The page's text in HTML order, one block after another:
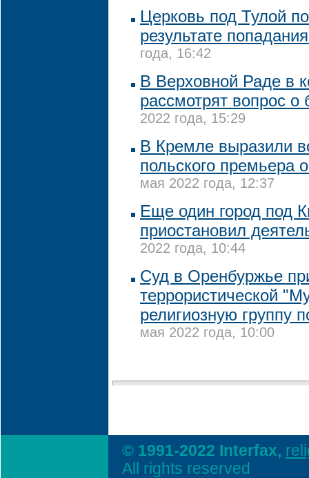
Церковь под Тулой
результате
года, 16:42
В Верховной Раде в
рассмотрят вопрос
2022 года, 15:29
В Кремле выразили
польского премьера
мая 2022 года, 12:37
Еще один город под
приостановил
2022 года, 10:44
Суд в Оренбуржье
террористической
религиозную группу
мая 2022 года, 10:00
© 1991-2022 Interfax,
All rights reserved